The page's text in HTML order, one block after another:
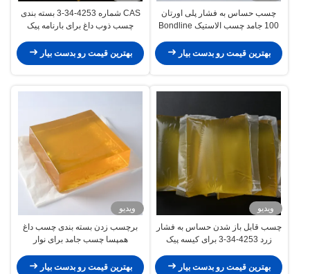
چسب حساس به فشار پلی اورتان
100 جامد چسب الاستیک Bondline
بهترین قیمت رو بدست بیار
CAS شماره 4253-34-3 بسته بندی
چسب ذوب داغ برای بارنامه پیک
بهترین قیمت رو بدست بیار
ویدیو
چسب قابل باز شدن حساس به فشار
زرد 4253-34-3 برای کیسه پیک
بهترین قیمت رو بدست بیار
ویدیو
برچسب زدن بسته بندی چسب داغ
همپسا چسب جامد برای نوار
بهترین قیمت رو بدست بیار